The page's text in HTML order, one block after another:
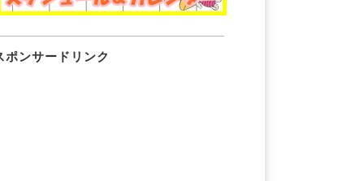
ポンサードリンク